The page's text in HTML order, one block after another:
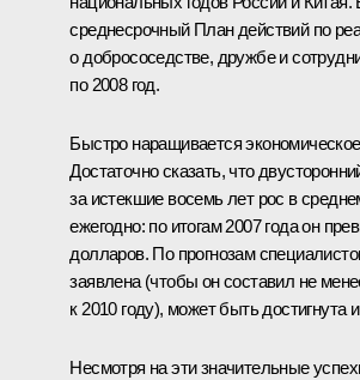
среднесрочный План действий по
о добрососедстве, дружбе и
по 2008 год.
Быстро наращивается
Достаточно сказать, что
за истекшие восемь лет рос в
ежегодно: по итогам 2007 года он
долларов. По прогнозам
заявлена (чтобы он составил не
к 2010 году), может быть достигнута
Несмотря на эти значительные